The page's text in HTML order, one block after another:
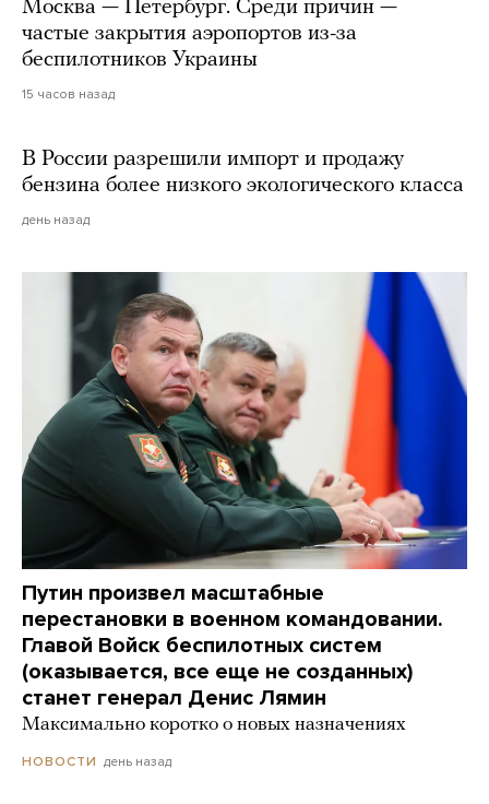
Москва — Петербург. Среди причин —
частые закрытия аэропортов из-за
беспилотников Украины
15 часов назад
В России разрешили импорт и продажу
бензина более низкого экологического класса
день назад
Путин произвел масштабные
перестановки в военном командовании.
Главой Войск беспилотных систем
(оказывается, все еще не созданных)
станет генерал Денис Лямин
Максимально коротко о новых назначениях
НОВОСТИ день назад